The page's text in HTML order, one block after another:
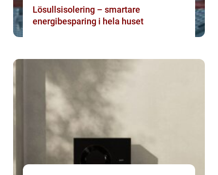
Lösullsisolering – smartare
energibesparing i hela huset